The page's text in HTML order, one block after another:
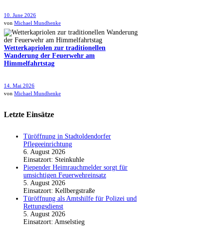
10. June 2026
von Michael Mundhenke
Wetterkapriolen zur traditionellen
Wanderung der Feuerwehr am
Himmelfahrtstag
14. Mai 2026
von Michael Mundhenke
Letzte Einsätze
Türöffnung in Stadtoldendorfer
Pflegeeinrichtung
6. August 2026
Einsatzort: Steinkuhle
Piepender Heimrauchmelder sorgt für
umsichtigen Feuerwehreinsatz
5. August 2026
Einsatzort: Kellbergstraße
Türöffnung als Amtshilfe für Polizei und
Rettungsdienst
5. August 2026
Einsatzort: Amselstieg